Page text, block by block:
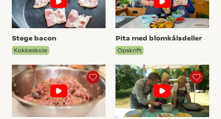
Stege bacon
Kokkeskole
Pita med blomkålsdeller
Opskrift